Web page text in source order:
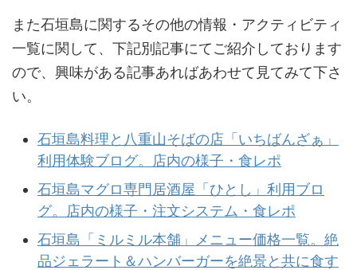
また石垣島に関するその他の情報・アクティビティ
一覧に関して、下記別記事にてご紹介しております
ので、興味がある記事あればあわせて見てみて下さ
い。
石垣島料理と八重山そばの店「いちばんざぁ」
利用体験ブログ。店内の様子・食レポ
石垣島マグロ専門居酒屋「ひとし」利用ブロ
グ。店内の様子・注文システム・食レポ
石垣島「ミルミル本舗」メニュー価格一覧。絶
品ジェラート＆ハンバーガーを絶景と共に食す